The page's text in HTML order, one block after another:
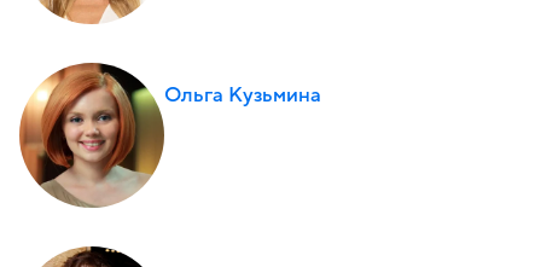
Ольга Кузьмина